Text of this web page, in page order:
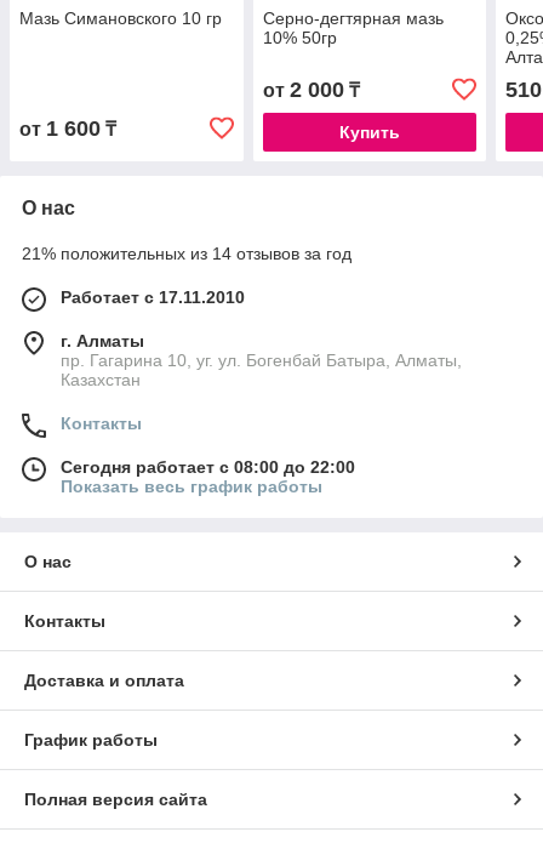
Мазь Симановского 10 гр
от 1 600 ₸
Серно-дегтярная мазь
10% 50гр
от 2 000₸
Купить
510
О нас
21% положительных из 14 отзывов за год
Работает с 17.11.2010
г. Алматы
пр. Гагарина 10, уг. ул. Богенбай Батыра, Алматы,
Казахстан
Контакты
Сегодня работает с 08:00 до 22:00
Показать весь график работы
О нас
Контакты
Доставка и оплата
График работы
Полная версия сайта